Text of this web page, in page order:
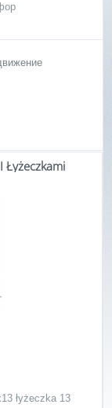
Łyżeczkami
łyżeczka 13